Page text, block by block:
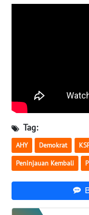
Tag:
AHY Demokrat
Peninjauan Kembali
BENGKULU
WN
NUSANTARA
WN
JOGJA
WN